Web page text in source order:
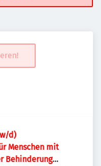
d)
Menschen mit
Behinderung